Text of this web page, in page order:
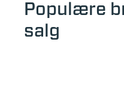
Populære
salg